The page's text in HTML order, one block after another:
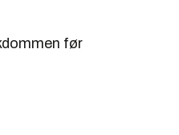
før